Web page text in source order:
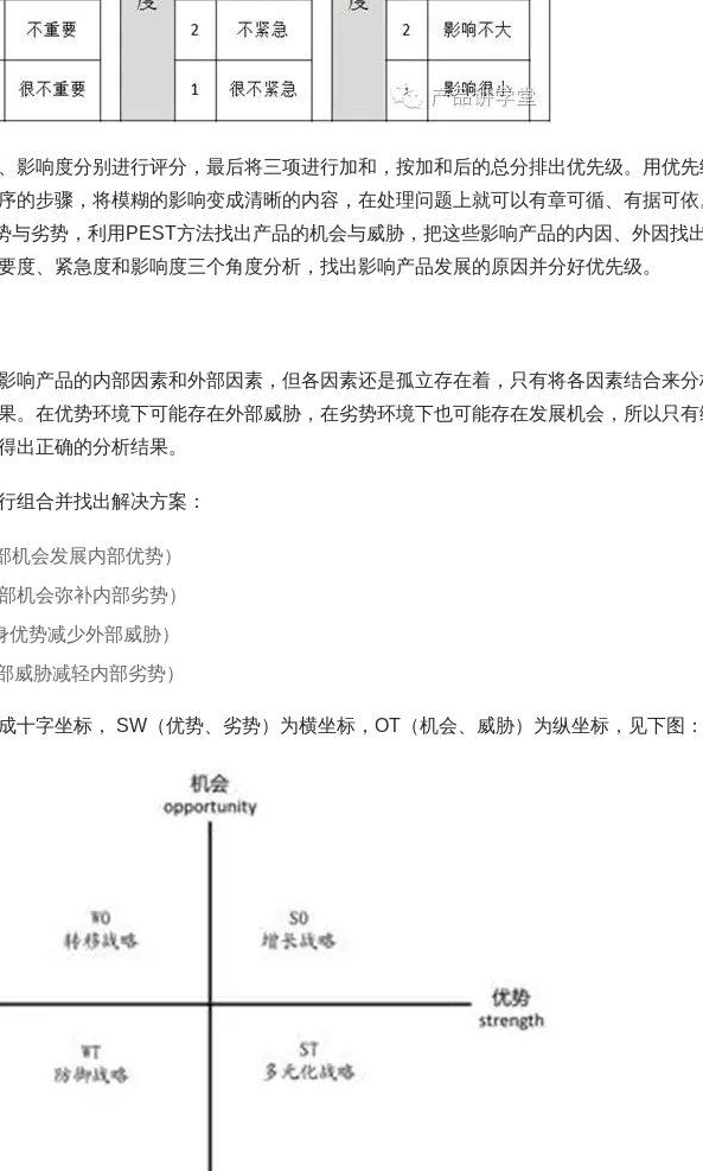
影响度分别进行评分，最后将三项进行加和，按加和后的总分排出优先级。用优先
的步骤，将模糊的影响变成清晰的内容，在处理问题上就可以有章可循、有据可依
与劣势，利用PEST方法找出产品的机会与威胁，把这些影响产品的内因、外因找
度、紧急度和影响度三个角度分析，找出影响产品发展的原因并分好优先级。
响产品的内部因素和外部因素，但各因素还是孤立存在着，只有将各因素结合来分
。在优势环境下可能存在外部威胁，在劣势环境下也可能存在发展机会，所以只有
出正确的分析结果。
组合并找出解决方案：
机会发展内部优势）
机会弥补内部劣势）
势减少外部威胁）
威胁减轻内部劣势）
十字坐标， SW（优势、劣势）为横坐标，OT（机会、威胁）为纵坐标，见下图：